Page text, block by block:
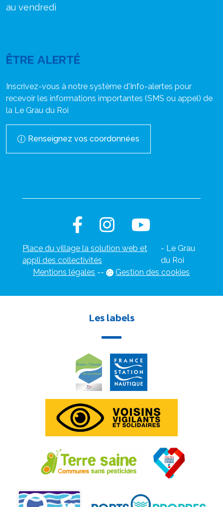
au vendredi
ÊTRE ALERTÉ
Inscrivez-vous à notre système d'Info-alertes pour
recevoir les informations importantes (SMS ou appel) de
la Le Grau du Roi
Renseignez vos coordonnées
Place du village la solution web et
appli des collectivités
- Le Grau
du Roi
Mentions légales -- Gestion des cookies
Les labels